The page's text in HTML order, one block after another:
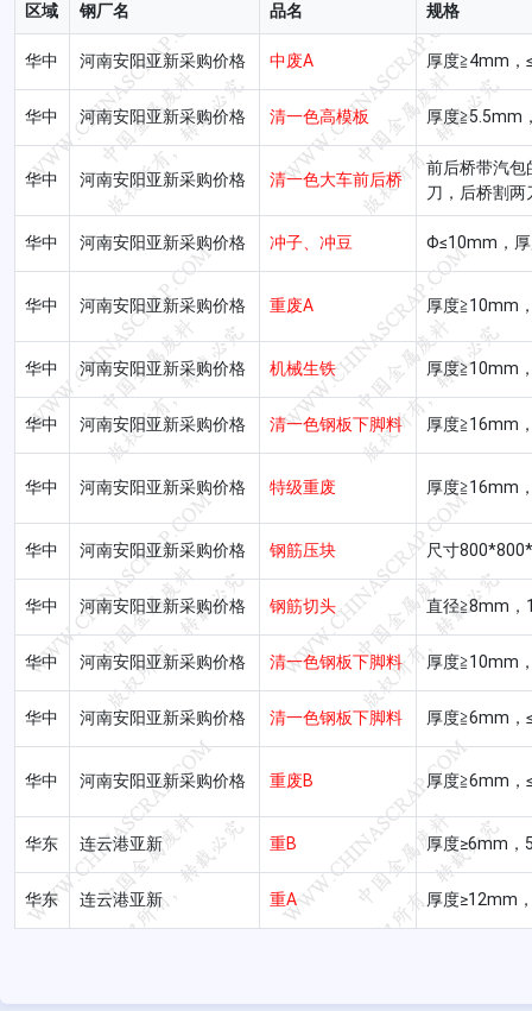
广汉德盛
四川广汉
泸州鑫阳
四川泸州
达州钢铁
四川达州
遵义福鑫
贵州遵义 四
揭阳国鑫 梧州永达
兴澄特钢
江苏江阴
兴达钢铁
江苏徐州 江
新三洲特钢 江苏永钢
西城钢铁
江苏江阴
福建亿鑫
福建福州
福建吴航
福建福州 福
中国天津 中国天津
邢台德龙
河北邢台
湖北武钢
湖北武汉 湖
区域 钢厂名 品名 规格
华中 河南安阳亚新采购价格 中废A 厚度≧4mm
华中 河南安阳亚新采购价格 清一色高模板 厚度≧5.5mm
华中 河南安阳亚新采购价格 清一色大车前后桥
前后桥带汽包
刀，后桥割两
华中 河南安阳亚新采购价格 冲子、冲豆 Φ≤10mm，
华中 河南安阳亚新采购价格 重废A 厚度≧10mm
华中 河南安阳亚新采购价格 机械生铁 厚度≧10mm
华中 河南安阳亚新采购价格 清一色钢板下脚料 厚度≧16mm
华中 河南安阳亚新采购价格 特级重废 厚度≧16mm
华中 河南安阳亚新采购价格 钢筋压块 尺寸
华中 河南安阳亚新采购价格 钢筋切头 直径≧8mm，
华中 河南安阳亚新采购价格 清一色钢板下脚料 厚度≧10mm
华中 河南安阳亚新采购价格 清一色钢板下脚料 厚度≧6mm
华中 河南安阳亚新采购价格 重废B 厚度≧6mm
华东 连云港亚新 重B 厚度≥6mm，
华东 连云港亚新 重A 厚度≥12mm